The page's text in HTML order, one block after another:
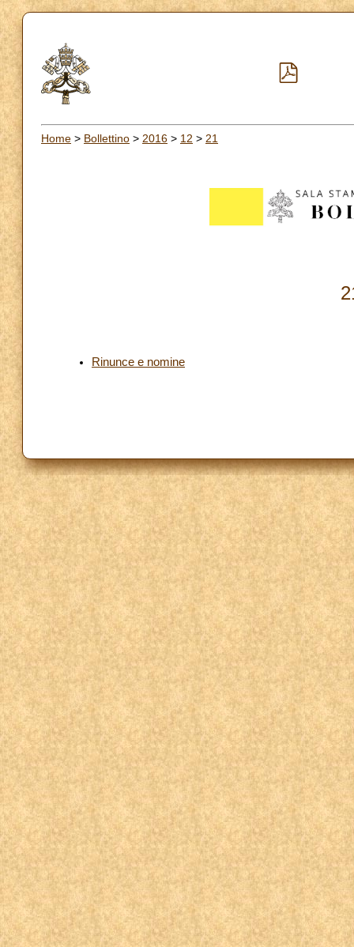
Home > Bollettino > 2016 > 12 > 21
Rinunce e nomine